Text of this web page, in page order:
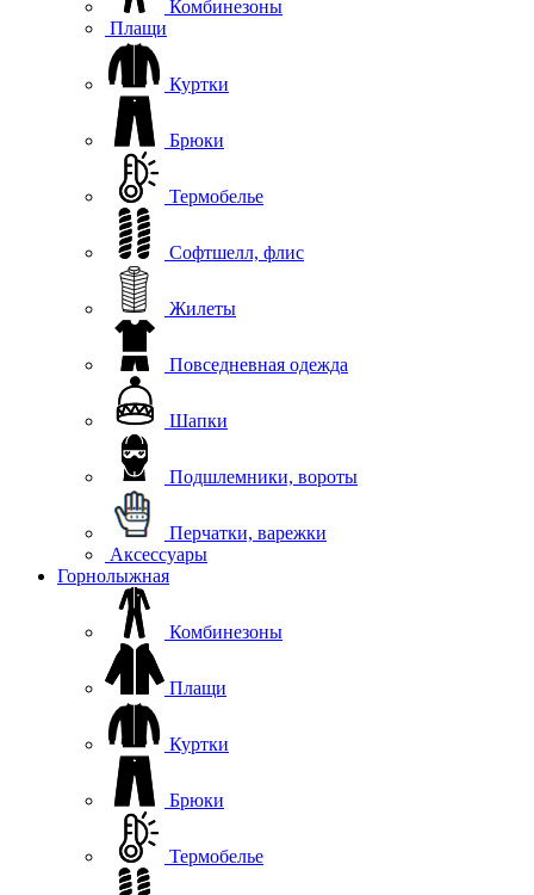
Комбинезоны
Плащи
Куртки
Брюки
Термобелье
Софтшелл, флис
Жилеты
Повседневная одежда
Шапки
Подшлемники, вороты
Перчатки, варежки
Аксессуары
Горнолыжная
Комбинезоны
Плащи
Куртки
Брюки
Термобелье